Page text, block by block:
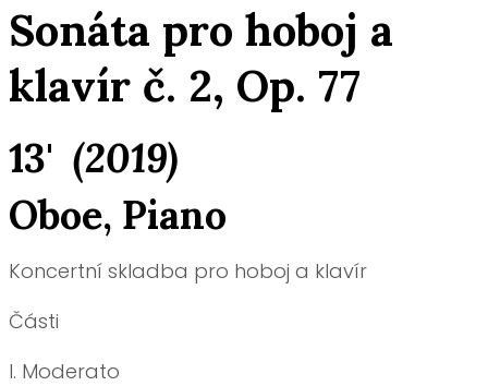
Sonáta pro hoboj a
klavír č. 2, Op. 77
13' (2019)
Oboe, Piano
Koncertní skladba pro hoboj a klavír
Části
I. Moderato